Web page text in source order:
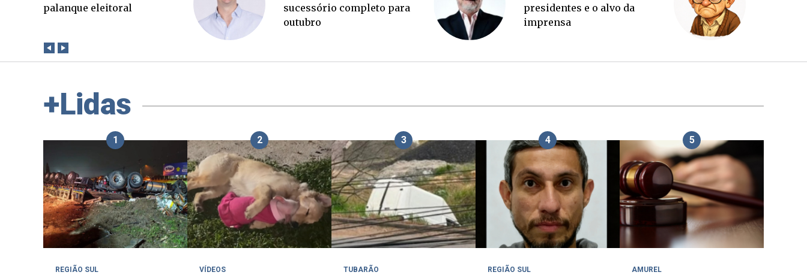
presidentes e o alvo da
que a verdade. Mas quem
palanque eleitoral
+Lidas
1
REGIÃO SUL
2
VÍDEOS
3
TUBARÃO
4
REGIÃO SUL
5
AMUREL